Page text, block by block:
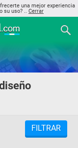
una mejor experiencia
su uso? .. Cerrar
FILTRAR